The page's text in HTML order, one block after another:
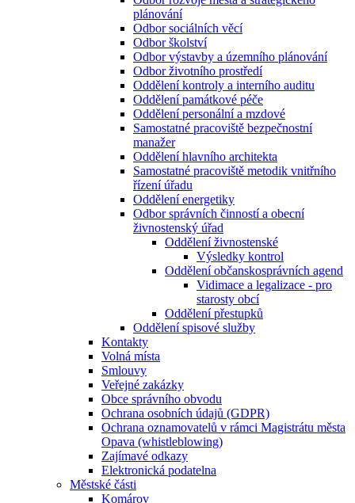
plánování
Odbor sociálních věcí
Odbor školství
Odbor výstavby a územního plánování
Odbor životního prostředí
Oddělení kontroly a interního auditu
Oddělení památkové péče
Oddělení personální a mzdové
Samostatné pracoviště bezpečnostní
manažer
Oddělení hlavního architekta
Samostatné pracoviště metodik vnitřního
řízení úřadu
Oddělení energetiky
Odbor správních činností a obecní
živnostenský úřad
Oddělení živnostenské
Výsledky kontrol
Oddělení občanskosprávních agend
Vidimace a legalizace - pro
starosty obcí
Oddělení přestupků
Oddělení spisové služby
Kontakty
Volná místa
Smlouvy
Veřejné zakázky
Obce správního obvodu
Ochrana osobních údajů (GDPR)
Ochrana oznamovatelů v rámci Magistrátu města
Opava (whistleblowing)
Zajímavé odkazy
Elektronická podatelna
Městské části
Komárov